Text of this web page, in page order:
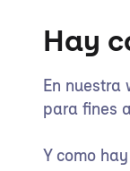
Hay
En nuestra
para fines
Y como